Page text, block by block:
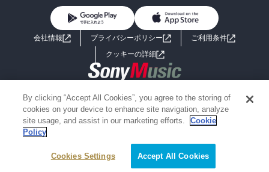
絞り込み条件を変える
ライトノベル 男子向けラノベ
小説
海外小説
ミステリー SF
歴史・時代小説
グラビア写真集
よくあるご質問 お問い合わせ
会社情報 プライバシーポリシー
ご利用条件
クッキーの詳細
Copyright 2017 - 2026 Sony Music Entertainment(Japan) Inc.
Information on the site is for the Japan domestic market only
powered by
By clicking “Accept All Cookies”, you agree to the storing of
cookies on your device to enhance site navigation, analyze
site usage, and assist in our marketing efforts.
Cookie
Policy
Cookies Settings Accept All Cookies